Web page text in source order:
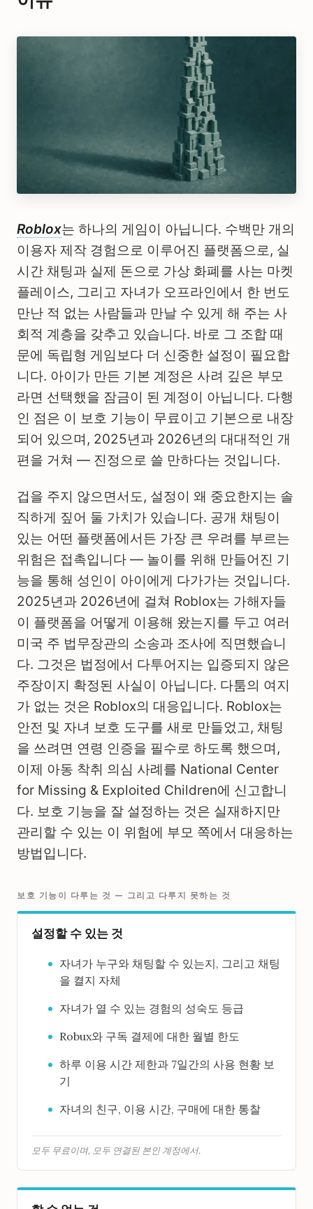
Roblox는 하나의 게임이 아닙니다. 수백만 개의
이용자 제작 경험으로 이루어진 플랫폼으로, 실
시간 채팅과 실제 돈으로 가상 화폐를 사는 마켓
플레이스, 그리고 자녀가 오프라인에서 한 번도
만난 적 없는 사람들과 만날 수 있게 해 주는 사
회적 계층을 갖추고 있습니다. 바로 그 조합 때
문에 독립형 게임보다 더 신중한 설정이 필요합
니다. 아이가 만든 기본 계정은 사려 깊은 부모
라면 선택했을 잠금이 된 계정이 아닙니다. 다행
인 점은 이 보호 기능이 무료이고 기본으로 내장
되어 있으며, 2025년과 2026년의 대대적인 개
편을 거쳐 — 진정으로 쓸 만하다는 것입니다.
겁을 주지 않으면서도, 설정이 왜 중요한지는 솔
직하게 짚어 둘 가치가 있습니다. 공개 채팅이
있는 어떤 플랫폼에서든 가장 큰 우려를 부르는
위험은 접촉입니다 — 놀이를 위해 만들어진 기
능을 통해 성인이 아이에게 다가가는 것입니다.
2025년과 2026년에 걸쳐 Roblox는 가해자들
이 플랫폼을 어떻게 이용해 왔는지를 두고 여러
미국 주 법무장관의 소송과 조사에 직면했습니
다. 그것은 법정에서 다투어지는 입증되지 않은
주장이지 확정된 사실이 아닙니다. 다툼의 여지
가 없는 것은 Roblox의 대응입니다. Roblox는
안전 및 자녀 보호 도구를 새로 만들었고, 채팅
을 쓰려면 연령 인증을 필수로 하도록 했으며,
이제 아동 착취 의심 사례를 National Center
for Missing & Exploited Children에 신고합니
다. 보호 기능을 잘 설정하는 것은 실재하지만
관리할 수 있는 이 위험에 부모 쪽에서 대응하는
방법입니다.
보호 기능이 다루는 것 — 그리고 다루지 못하는 것
설정할 수 있는 것
자녀가 누구와 채팅할 수 있는지, 그리고 채팅
을 켤지 자체
자녀가 열 수 있는 경험의 성숙도 등급
Robux와 구독 결제에 대한 월별 한도
하루 이용 시간 제한과 7일간의 사용 현황 보
기
자녀의 친구, 이용 시간, 구매에 대한 통찰
모두 무료이며, 모두 연결된 본인 계정에서.